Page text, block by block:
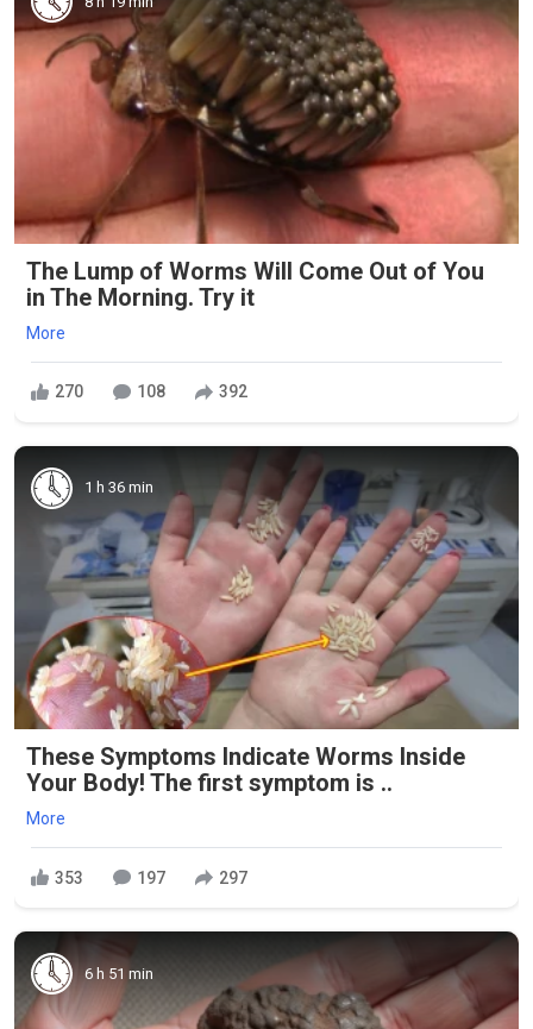
The Lump of Worms Will Come Out of You
in The Morning. Try it
More
270 108 392
1 h 36 min
These Symptoms Indicate Worms Inside
Your Body! The first symptom is ..
More
353 197 297
6 h 51 min